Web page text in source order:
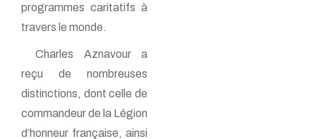
programmes caritatifs à
travers le monde.
Charles Aznavour a
reçu de nombreuses
distinctions, dont celle de
commandeur de la Légion
d’honneur française, ainsi